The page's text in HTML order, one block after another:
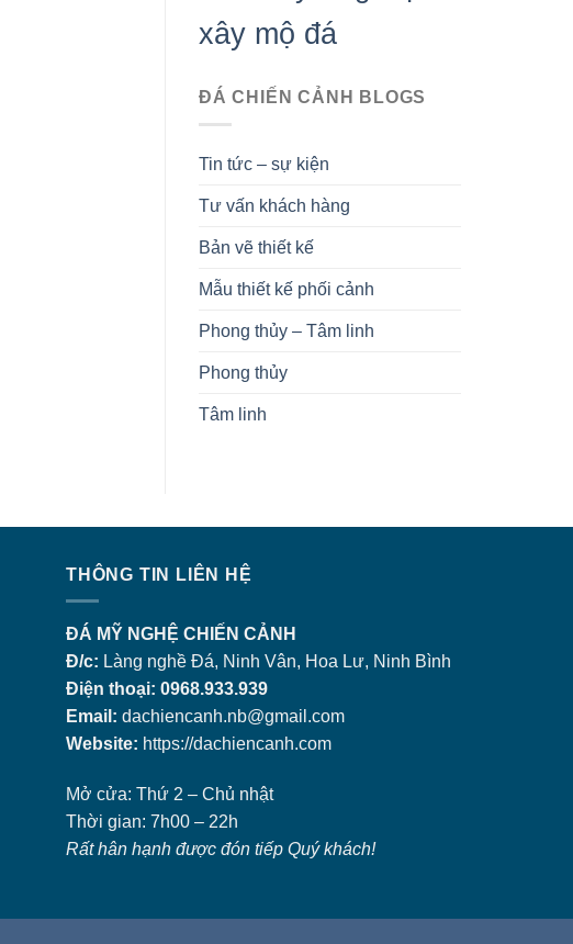
xây mộ đá
ĐÁ CHIẾN CẢNH BLOGS
Tin tức – sự kiện
Tư vấn khách hàng
Bản vẽ thiết kế
Mẫu thiết kế phối cảnh
Phong thủy – Tâm linh
Phong thủy
Tâm linh
THÔNG TIN LIÊN HỆ
ĐÁ MỸ NGHỆ CHIẾN CẢNH
Đ/c: Làng nghề Đá, Ninh Vân, Hoa Lư, Ninh Bình
Điện thoại: 0968.933.939
Email: dachiencanh.nb@gmail.com
Website: https://dachiencanh.com
Mở cửa: Thứ 2 – Chủ nhật
Thời gian: 7h00 – 22h
Rất hân hạnh được đón tiếp Quý khách!